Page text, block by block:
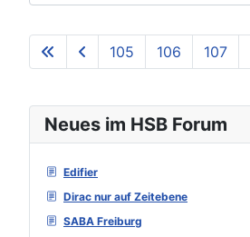
Neues im HSB Forum
Edifier
Dirac nur auf Zeitebene
SABA Freiburg
105 106 107